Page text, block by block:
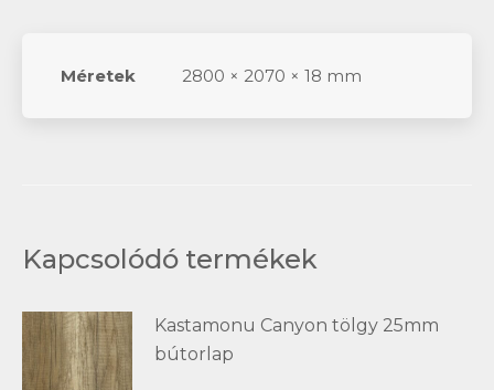
Méretek 2800 × 2070 × 18 mm
Kapcsolódó termékek
Kastamonu Canyon tölgy 25mm
bútorlap